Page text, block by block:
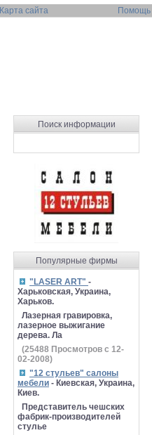
Карта сайта Помощь
Поиск информации
Популярные фирмы
"LASER ART" -
Харьковская, Украина,
Харьков.
Лазерная гравировка,
лазерное выжигание
дерева. Ла
(25488 Просмотров с 12-
02-2008)
"12 стульев" салоны
мебели - Киевская, Украина,
Киев.
Представитель чешских
фабрик-производителей
стулье